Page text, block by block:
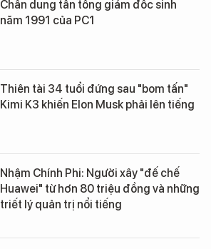
Chân dung tân tổng giám đốc sinh
năm 1991 của PC1
Thiên tài 34 tuổi đứng sau "bom tấn"
Kimi K3 khiến Elon Musk phải lên tiếng
Nhậm Chính Phi: Người xây "đế chế
Huawei" từ hơn 80 triệu đồng và những
triết lý quản trị nổi tiếng